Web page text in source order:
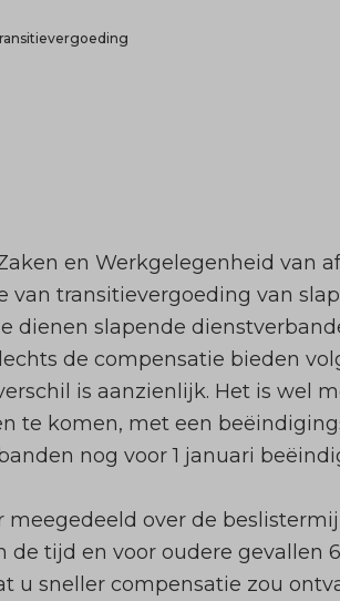
en Werkgelegenheid van
van transitievergoeding van
dienen slapende
de compensatie bieden
is aanzienlijk. Het is wel
te komen, met een
nog voor 1 januari
over de
de tijd en voor oudere gevallen
u sneller compensatie zou